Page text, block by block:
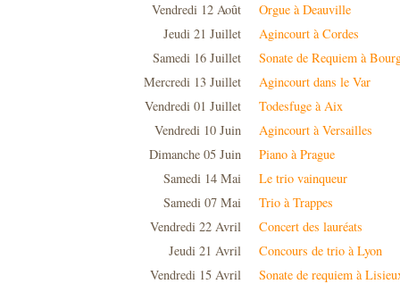
Vendredi 12 Août
Orgue à Deauville
Jeudi 21 Juillet
Agincourt à Cordes
Samedi 16 Juillet
Sonate de Requiem à
Mercredi 13 Juillet
Agincourt dans le Var
Vendredi 01 Juillet
Todesfuge à Aix
Vendredi 10 Juin
Agincourt à Versailles
Dimanche 05 Juin
Piano à Prague
Samedi 14 Mai
Le trio vainqueur
Samedi 07 Mai
Trio à Trappes
Vendredi 22 Avril
Concert des lauréats
Jeudi 21 Avril
Concours de trio à Lyon
Vendredi 15 Avril
Sonate de requiem à